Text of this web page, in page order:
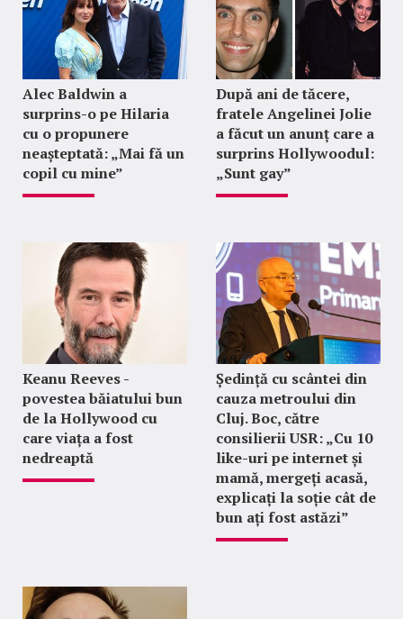
Alec Baldwin a
surprins-o pe Hilaria
cu o propunere
neașteptată: „Mai fă un
copil cu mine”
După ani de tăcere,
fratele Angelinei Jolie
a făcut un anunț care a
surprins Hollywoodul:
„Sunt gay”
Keanu Reeves -
povestea băiatului bun
de la Hollywood cu
care viața a fost
nedreaptă
Ședință cu scântei din
cauza metroului din
Cluj. Boc, către
consilierii USR: „Cu 10
like-uri pe internet și
mamă, mergeți acasă,
explicați la soție cât de
bun ați fost astăzi”